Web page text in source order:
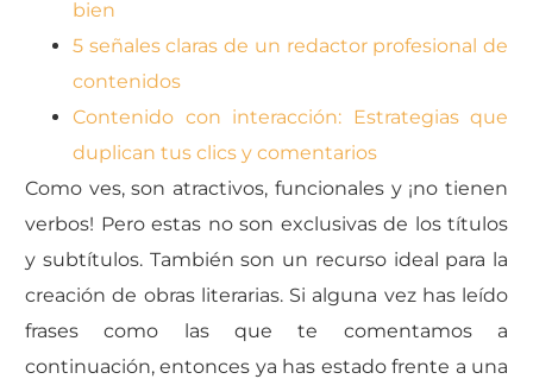
bien
5 señales claras de un redactor profesional de
contenidos
Contenido con interacción: Estrategias que
duplican tus clics y comentarios
Como ves, son atractivos, funcionales y ¡no tienen
verbos! Pero estas no son exclusivas de los títulos
y subtítulos. También son un recurso ideal para la
creación de obras literarias. Si alguna vez has leído
frases como las que te comentamos a
continuación, entonces ya has estado frente a una